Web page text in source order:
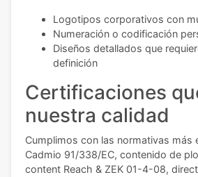
Logotipos corporativos con
Numeración o codificación
Diseños detallados que
definición
Certificaciones
nuestra calidad
Cumplimos con las normativas más
Cadmio 91/338/EC, contenido de
content Reach & ZEK 01-4-08,